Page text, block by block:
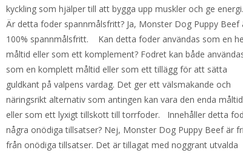
kyckling som hjälper till att bygga upp muskler och ge energi.
Är detta foder spannmålsfritt? Ja, Monster Dog Puppy Beef
100% spannmålsfritt. Kan detta foder användas som en
måltid eller som ett komplement? Fodret kan både
som en komplett måltid eller som ett tillägg för att sätta
guldkant på valpens vardag. Det ger ett välsmakande och
näringsrikt alternativ som antingen kan vara den enda
eller som ett lyxigt tillskott till torrfoder. Innehåller detta
några onödiga tillsatser? Nej, Monster Dog Puppy Beef är fri
från onödiga tillsatser. Det är tillagat med noggrant utvalda